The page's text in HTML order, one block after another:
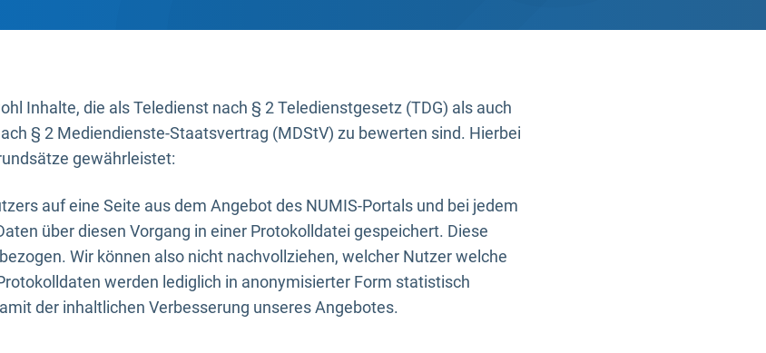
Inhalte, die als Teledienst nach § 2 Teledienstgesetz (TDG) als auch
§ 2 Mediendienste-Staatsvertrag (MDStV) zu bewerten sind. Hierbei
gewährleistet:
auf eine Seite aus dem Angebot des NUMIS-Portals und bei jedem
über diesen Vorgang in einer Protokolldatei gespeichert. Diese
Wir können also nicht nachvollziehen, welcher Nutzer welche
werden lediglich in anonymisierter Form statistisch
der inhaltlichen Verbesserung unseres Angebotes.